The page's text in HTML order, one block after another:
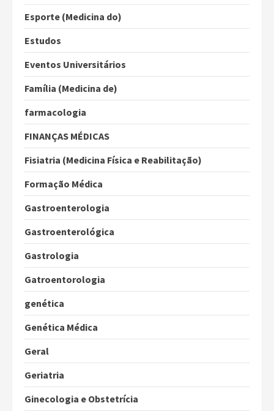
Esporte (Medicina do)
Estudos
Eventos Universitários
Família (Medicina de)
farmacologia
FINANÇAS MÉDICAS
Fisiatria (Medicina Física e Reabilitação)
Formação Médica
Gastroenterologia
Gastroenterológica
Gastrologia
Gatroentorologia
genética
Genética Médica
Geral
Geriatria
Ginecologia e Obstetrícia